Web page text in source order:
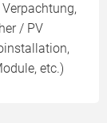
/ PV
etc.)